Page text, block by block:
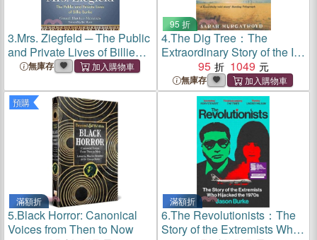
3.Mrs. Ziegfeld ─ The Public
and Private Lives of Billie
Burke無庫存
95 折
4.The Dig Tree：The
Extraordinary Story of the Ill-
fated Burke and Wills 1860
Expedition
95 1049
無庫存
預購
滿額折
5.Black Horror: Canonical
Voices from Then to Now
滿額折
6.The Revolutionists：The
Story of the Extremists Who